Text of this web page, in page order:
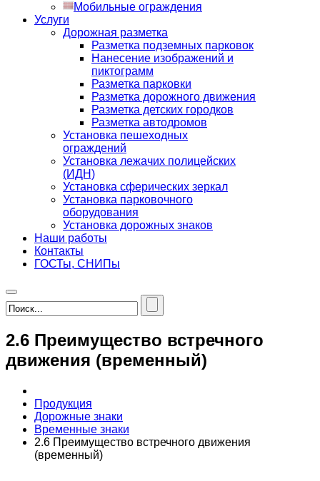
Мобильные ограждения
Услуги
Дорожная разметка
Разметка подземных парковок
Нанесение изображений и
пиктограмм
Разметка парковки
Разметка дорожного движения
Разметка детских городков
Разметка автодромов
Установка пешеходных
ограждений
Установка лежачих полицейских
(ИДН)
Установка сферических зеркал
Установка парковочного
оборудования
Установка дорожных знаков
Наши работы
Контакты
ГОСТы, СНИПы
2.6 Преимущество встречного
движения (временный)
Продукция
Дорожные знаки
Временные знаки
2.6 Преимущество встречного движения
(временный)